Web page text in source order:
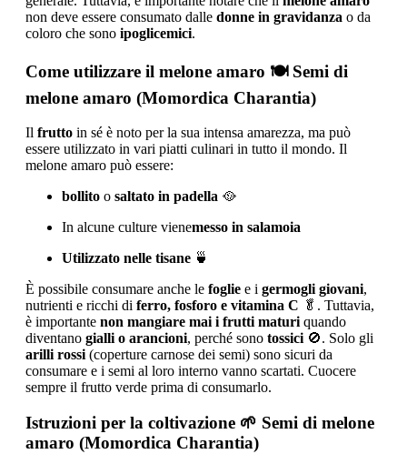
non deve essere consumato dalle donne in gravidanza o da
coloro che sono ipoglicemici.
Come utilizzare il melone amaro 🍽️ Semi di
melone amaro (Momordica Charantia)
Il frutto in sé è noto per la sua intensa amarezza, ma può
essere utilizzato in vari piatti culinari in tutto il mondo. Il
melone amaro può essere:
bollito o saltato in padella 🥘
In alcune culture vienemesso in salamoia
Utilizzato nelle tisane 🍵
È possibile consumare anche le foglie e i germogli giovani,
nutrienti e ricchi di ferro, fosforo e vitamina C 🥬. Tuttavia,
è importante non mangiare mai i frutti maturiquando
diventano gialli o arancioni, perché sono tossici🚫. Solo gli
arilli rossi(coperture carnose dei semi) sono sicuri da
consumare e i semi al loro interno vanno scartati. Cuocere
sempre il frutto verde prima di consumarlo.
Istruzioni per la coltivazione 🌱 Semi di melone
amaro (Momordica Charantia)